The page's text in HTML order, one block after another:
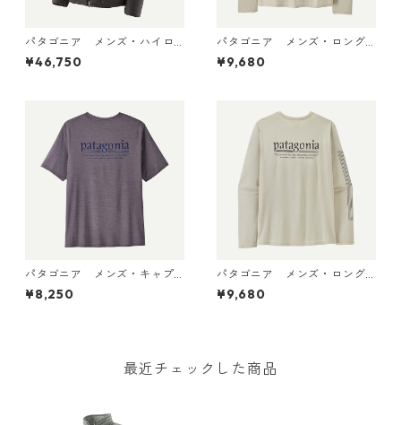
パタゴニア メンズ・ハイロ
フト・ナノ・パフ・フーデ
¥46,750
パタゴニア メンズ・ロング
スリーブ・キャプリーン・ク
ール・デイリー・シャツ（パ
¥9,680
パタゴニア メンズ・キャプ
リーン・クール・デイリー・
シャツ（ハット・トリッパ
¥8,250
パタゴニア メンズ・ロング
スリーブ・キャプリーン・ク
ール・デイリー・シャツ（ハ
¥9,680
最近チェックした商品